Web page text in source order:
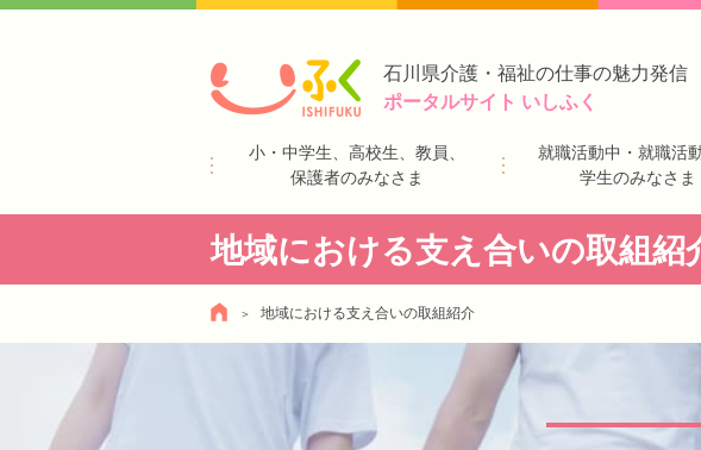
石川県介護・福祉の仕事の魅力発信
ポータルサイト いしふく
小・中学生、高校生、教員、
保護者のみなさま
就職活動中・就職活
学生のみなさま
地域における支え合いの取組紹
地域における支え合いの取組紹介